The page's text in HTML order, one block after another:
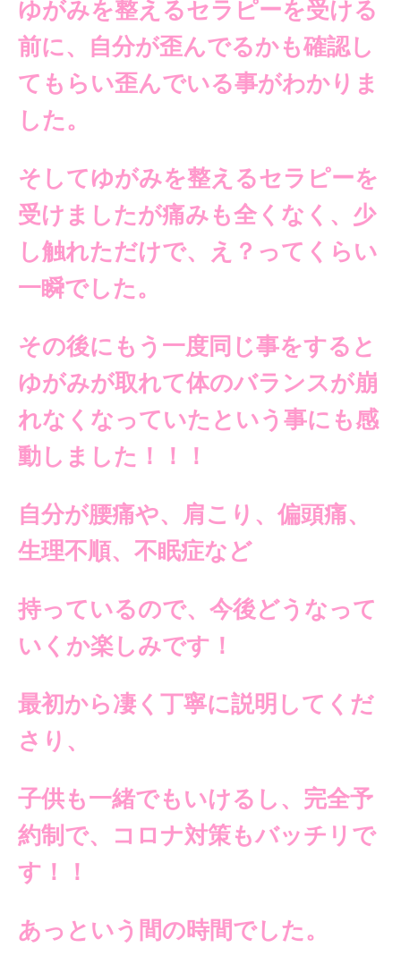
ゆがみを整えるセラピーを受ける
前に、自分が歪んでるかも確認し
てもらい歪んでいる事がわかりま
した。
そしてゆがみを整えるセラピーを
受けましたが痛みも全くなく、 少
し触れただけで、え？って くらい
一瞬でした。
その後にもう一度同じ事をすると
ゆがみが取れて体のバランスが崩
れなくなっていたという事にも感
動しました！！！
自分が腰痛や、肩こり、 偏頭痛、
生理不順、不眠症など
持っているので、今後どうなって
いくか楽しみです！
最初から凄く丁寧に説明してくだ
さり、
子供も一緒でもいけるし、 完全予
約制で、コロナ対策もバッチリで
す！！
あっという間の時間でした。